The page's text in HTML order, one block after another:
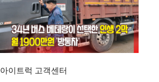
아이트럭 고객센터